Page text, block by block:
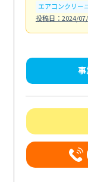
エアコンクリー
投稿日：2024/